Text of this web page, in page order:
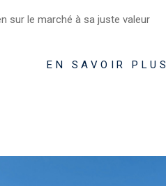
sur le marché à sa juste valeur
EN SAVOIR PLUS